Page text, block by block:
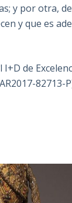
y por otra,
y que es
de
82713-